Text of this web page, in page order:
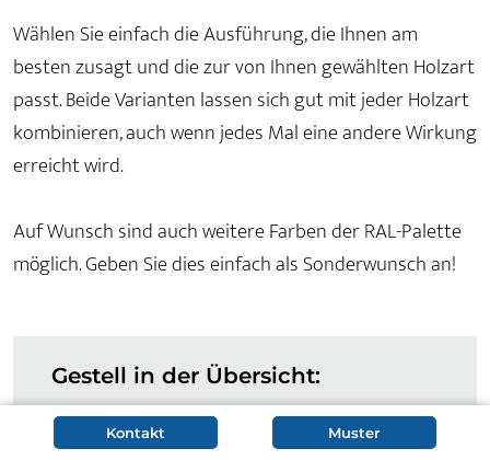
Wählen Sie einfach die Ausführung, die Ihnen am
besten zusagt und die zur von Ihnen gewählten Holzart
passt. Beide Varianten lassen sich gut mit jeder Holzart
kombinieren, auch wenn jedes Mal eine andere Wirkung
erreicht wird.
Auf Wunsch sind auch weitere Farben der RAL-Palette
möglich. Geben Sie dies einfach als Sonderwunsch an!
Gestell in der Übersicht:
Klassisches Kufengestell
Kontakt Muster